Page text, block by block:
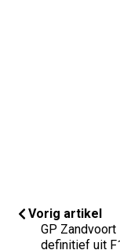
Vorig artikel
GP Zandvoort
definitief uit